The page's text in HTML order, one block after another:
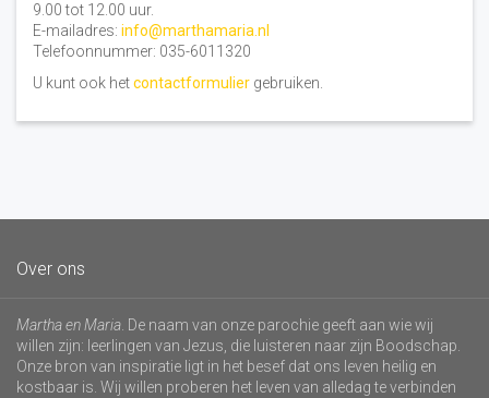
9.00 tot 12.00 uur.
E-mailadres: info@marthamaria.nl
Telefoonnummer: 035-6011320
U kunt ook hetcontactformulier gebruiken.
Over ons
Martha en Maria . De naam van onze parochie geeft aan wie wij
willen zijn: leerlingen van Jezus, die luisteren naar zijn Boodschap.
Onze bron van inspiratie ligt in het besef dat ons leven heilig en
kostbaar is. Wij willen proberen het leven van alledag te verbinden